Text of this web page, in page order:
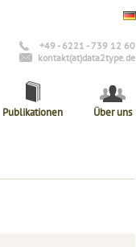
+49 - 6221 - 739 12 60
kontakt(at)data2type.de
Publikationen Über uns